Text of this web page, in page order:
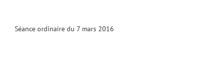
Séance ordinaire du 7 mars 2016